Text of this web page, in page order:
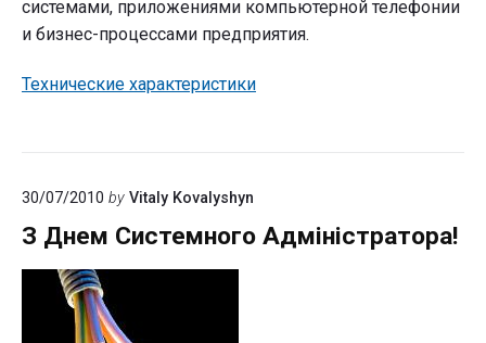
системами, приложениями компьютерной телефонии
и бизнес-процессами предприятия.
Технические характеристики
30/07/2010 by Vitaly Kovalyshyn
З Днем Системного Адміністратора!